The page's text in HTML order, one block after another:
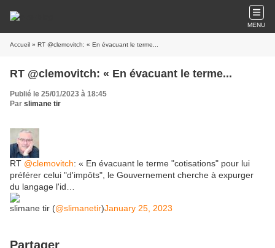
MENU
Accueil » RT @clemovitch: « En évacuant le terme...
RT @clemovitch: « En évacuant le terme...
Publié le 25/01/2023 à 18:45
Par slimane tir
RT @clemovitch: « En évacuant le terme "cotisations" pour lui
préférer celui "d'impôts", le Gouvernement cherche à expurger
du langage l'id…
slimane tir (@slimanetir)January 25, 2023
Partager